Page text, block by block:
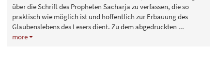
über die Schrift des Propheten Sacharja zu verfassen, die so
praktisch wie möglich ist und hoffentlich zur Erbauung des
Glaubenslebens des Lesers dient. Zu dem abgedruckten ...
more